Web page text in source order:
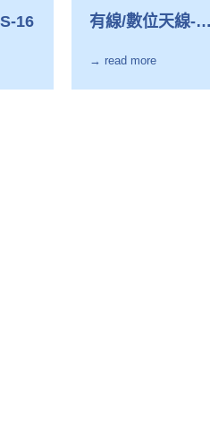
16
有線/數位天線-
→ read more